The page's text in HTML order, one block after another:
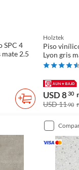
SPC 4
2.5
Holztek
Piso
Lyon gris
USD 830
USD 1190